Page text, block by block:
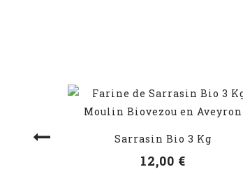
VOIR LES DÉTAILS
Sarrasin Bio 3 Kg
12,00 €